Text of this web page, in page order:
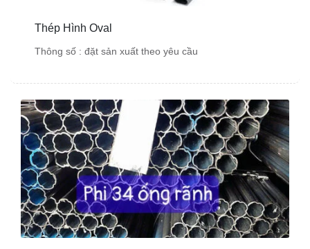
Thép Hình Oval
Thông số : đặt sản xuất theo yêu cầu